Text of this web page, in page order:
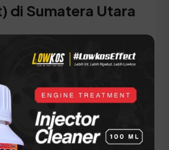
di Sumatera Utara
pemilik kendaraan wajib
pelat nomor dan cek fisik